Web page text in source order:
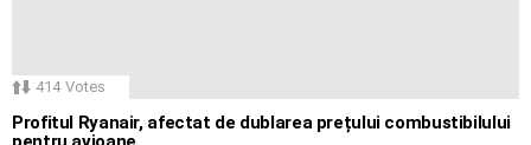
414 Votes
Profitul Ryanair, afectat de dublarea prețului combustibilului